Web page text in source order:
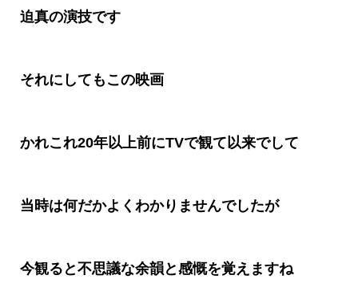
迫真の演技です
それにしてもこの映画
かれこれ20年以上前にTVで観て以来でして
当時は何だかよくわかりませんでしたが
今観ると不思議な余韻と感慨を覚えますね